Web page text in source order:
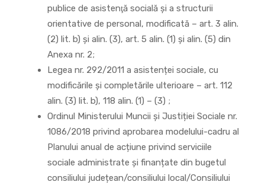
publice de asistenţă socială şi a structurii
orientative de personal, modificată – art. 3 alin.
(2) lit. b) și alin. (3), art. 5 alin. (1) și alin. (5) din
Anexa nr. 2;
Legea nr. 292/2011 a asistenței sociale, cu
modificările și completările ulterioare – art. 112
alin. (3) lit. b), 118 alin. (1) – (3) ;
Ordinul Ministerului Muncii și Justiției Sociale nr.
1086/2018 privind aprobarea modelului-cadru al
Planului anual de acțiune privind serviciile
sociale administrate și finanțate din bugetul
consiliului județean/consiliului local/Consiliului